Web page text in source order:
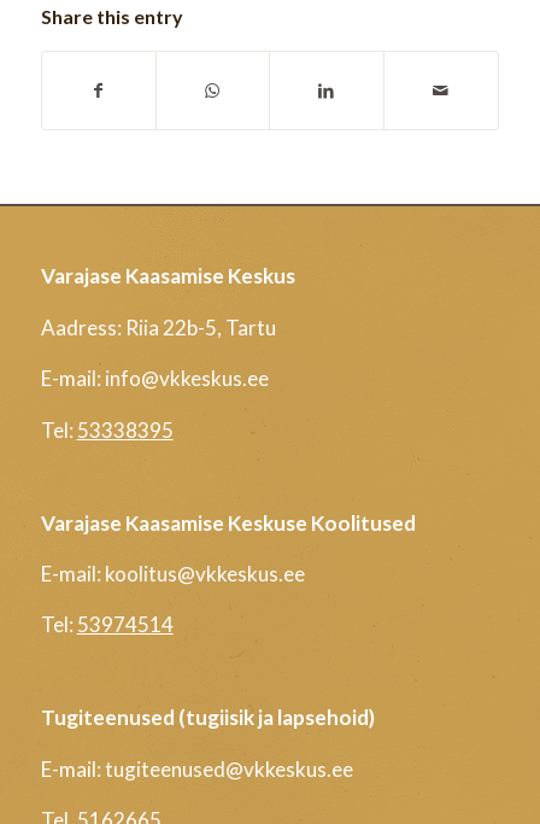
Share this entry
Varajase Kaasamise Keskus
Aadress: Riia 22b-5, Tartu
E-mail: info@vkkeskus.ee
Tel: 53338395
Varajase Kaasamise Keskuse Koolitused
E-mail: koolitus@vkkeskus.ee
Tel: 53974514
Tugiteenused (tugiisik ja lapsehoid)
E-mail: tugiteenused@vkkeskus.ee